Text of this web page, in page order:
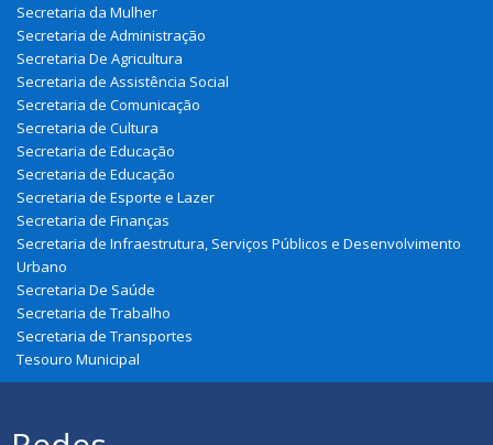
Secretaria da Mulher
Secretaria de Administração
Secretaria De Agricultura
Secretaria de Assistência Social
Secretaria de Comunicação
Secretaria de Cultura
Secretaria de Educação
Secretaria de Educação
Secretaria de Esporte e Lazer
Secretaria de Finanças
Secretaria de Infraestrutura, Serviços Públicos e Desenvolvimento
Urbano
Secretaria De Saúde
Secretaria de Trabalho
Secretaria de Transportes
Tesouro Municipal